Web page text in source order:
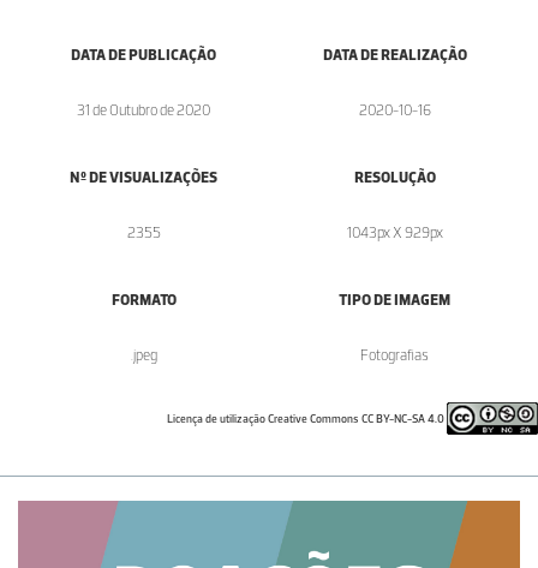
DATA DE PUBLICAÇÃO
31 de Outubro de 2020
DATA DE REALIZAÇÃO
2020-10-16
Nº DE VISUALIZAÇÕES
2355
RESOLUÇÃO
1043px X 929px
FORMATO
.jpeg
TIPO DE IMAGEM
Fotografias
Licença de utilização Creative Commons CC BY-NC-SA 4.0